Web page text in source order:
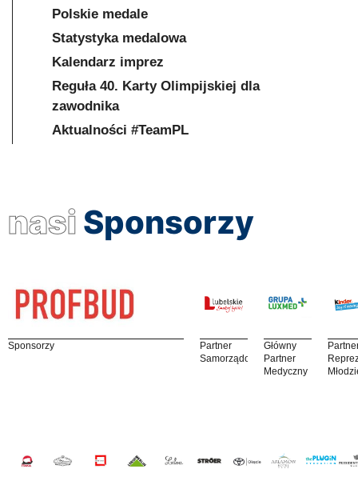
Polskie medale
Statystyka medalowa
Kalendarz imprez
Reguła 40. Karty Olimpijskiej dla
zawodnika
Aktualności #TeamPL
nasi Sponsorzy
Sponsorzy
Partner
Samorządowy
Główny
Partner
Medyczny